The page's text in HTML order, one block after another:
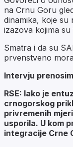
na Crnu Goru
dinamika, koje su
izazova kojima
Smatra i da su
prvenstveno
Intervju
RSE: Iako je
crnogorskog
privremenih
usporila. U kom
integracije Crne